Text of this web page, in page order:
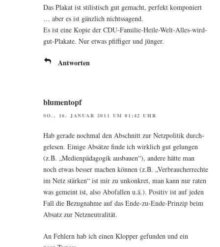
Das Pla­kat ist sti­lis­tisch gut gemacht, per­fekt kom­po­niert
… aber es ist gänz­lich nichtssagend.
Es ist eine Kopie der CDU-Fami­lie-Hei­le-Welt-Alles-wird-
gut-Pla­ka­te. Nur etwas pfif­fi­ger und jünger.
Antworten
blumentopf
SO., 16. JANUAR 2011 UM 01:42 UHR
Hab gera­de noch­mal den Abschnitt zur Netz­po­li­tik durch­
ge­le­sen. Eini­ge Absät­ze fin­de ich wirk­lich gut gelun­gen
(z.B. „Medi­en­päd­ago­gik aus­bau­en“), ande­re hät­te man
noch etwas bes­ser machen kön­nen (z.B. „Ver­brau­cher­rech­te
im Netz stär­ken“ ist mir zu unkon­kret, man kann nur raten
was gemeint ist, also Abo­fal­len u.ä.). Posi­tiv ist auf jeden
Fall die Bezug­nah­me auf das Ende-zu-Ende-Prin­zip beim
Absatz zur Netzneutralität.
An Feh­lern hab ich einen Klop­per gefun­den und ein